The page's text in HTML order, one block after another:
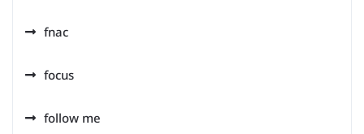
fnac
focus
follow me